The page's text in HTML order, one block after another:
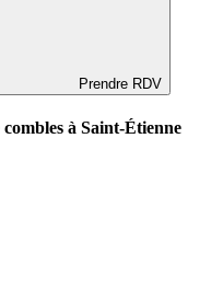
Prendre RDV
à Saint-Étienne